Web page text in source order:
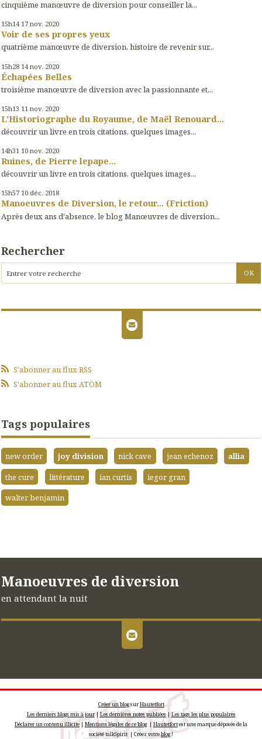
cinquième manœuvre de diversion pour conseiller la...
15h14 17 nov. 2020
Voir de ses propres yeux
quatrième manœuvre de diversion, histoire de revenir sur...
15h28 14 nov. 2020
Échapées Belles
troisième manœuvre de diversion avec la passionnante et...
15h13 11 nov. 2020
L'Historiographe du Royaume, de Maël Renouard...
découvrir un livre en trois citations, quelques images...
14h31 10 nov. 2020
Ruines, de Pierre lepape...
découvrir un livre en trois citations, quelques images...
15h57 10 déc. 2018
Manoeuvres de Diversion, le retour... (Friction)
Après deux ans d'absence, le blog Manœuvres de diversion...
Rechercher
S'abonner au flux RSS
S'abonner au flux ATOM
Tags populaires
new order joy division nick cave jean echenoz
allia
the cure
littérature ian curtis
iegor gran
walter benjamin
Manoeuvres de diversion
en attendant la nuit
Créer un blogsurHautetfort
Les derniers blogs mis à jour|Les dernières notes publiées |Les tags les plus populaires
Déclarer un contenu illicite|Mentions légales de ce blog| Hautetfortest une marque déposée de la
société talkSpirit | Créez votreblog!